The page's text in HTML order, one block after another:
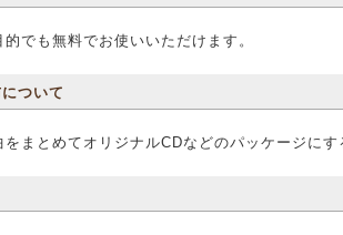
でも無料でお使いいただけます。
ついて
まとめてオリジナルCDなどのパッケージにす